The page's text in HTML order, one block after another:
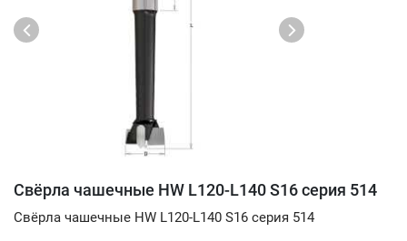
Свёрла чашечные HW L120-L140 S16 серия 514
Свёрла чашечные HW L120-L140 S16 серия 514